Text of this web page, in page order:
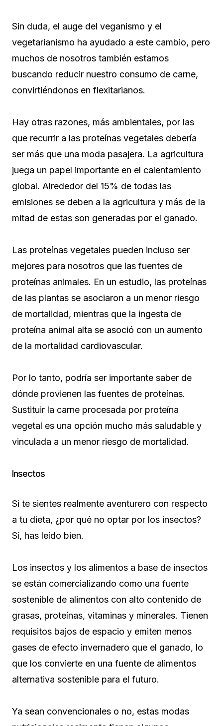
Sin duda, el auge del veganismo y el
vegetarianismo ha ayudado a este cambio, pero
muchos de nosotros también estamos
buscando reducir nuestro consumo de carne,
convirtiéndonos en flexitarianos.
Hay otras razones, más ambientales, por las
que recurrir a las proteínas vegetales debería
ser más que una moda pasajera. La agricultura
juega un papel importante en el calentamiento
global. Alrededor del 15% de todas las
emisiones se deben a la agricultura y más de la
mitad de estas son generadas por el ganado.
Las proteínas vegetales pueden incluso ser
mejores para nosotros que las fuentes de
proteínas animales. En un estudio, las proteínas
de las plantas se asociaron a un menor riesgo
de mortalidad, mientras que la ingesta de
proteína animal alta se asoció con un aumento
de la mortalidad cardiovascular.
Por lo tanto, podría ser importante saber de
dónde provienen las fuentes de proteínas.
Sustituir la carne procesada por proteína
vegetal es una opción mucho más saludable y
vinculada a un menor riesgo de mortalidad.
Insectos
Si te sientes realmente aventurero con respecto
a tu dieta, ¿por qué no optar por los insectos?
Sí, has leído bien.
Los insectos y los alimentos a base de insectos
se están comercializando como una fuente
sostenible de alimentos con alto contenido de
grasas, proteínas, vitaminas y minerales. Tienen
requisitos bajos de espacio y emiten menos
gases de efecto invernadero que el ganado, lo
que los convierte en una fuente de alimentos
alternativa sostenible para el futuro.
Ya sean convencionales o no, estas modas